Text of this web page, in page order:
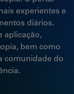
experientes e
diários.
aplicação,
bem como
comunidade do